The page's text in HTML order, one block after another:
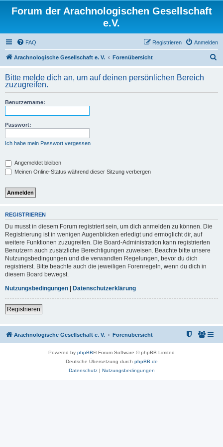
Forum der Arachnologischen Gesellschaft
e.V.
FAQ Anmelden
Registrieren
Arachnologische Gesellschaft e. V. Forenübersicht
h
Bitte melde dich an, um auf deinen persönlichen Bereich
zuzugreifen.
Benutzername:
Passwort:
Ich habe mein Passwort vergessen
Angemeldet bleiben
Meinen Online-Status während dieser Sitzung verbergen
REGISTRIEREN
Du musst in diesem Forum registriert sein, um dich anmelden zu können. Die
Registrierung ist in wenigen Augenblicken erledigt und ermöglicht dir, auf
weitere Funktionen zuzugreifen. Die Board-Administration kann registrierten
Benutzern auch zusätzliche Berechtigungen zuweisen. Beachte bitte unsere
Nutzungsbedingungen und die verwandten Regelungen, bevor du dich
registrierst. Bitte beachte auch die jeweiligen Forenregeln, wenn du dich in
diesem Board bewegst.
Nutzungsbedingungen | Datenschutzerklärung
Registrieren
Arachnologische Gesellschaft e. V. Forenübersicht
Powered by phpBB® Forum Software © phpBB Limited
Deutsche Übersetzung durch phpBB.de
Datenschutz| Nutzungsbedingungen